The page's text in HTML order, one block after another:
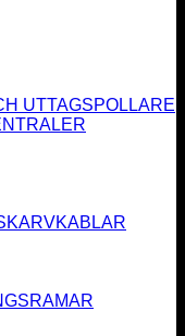
UTTAGSPOLLARE